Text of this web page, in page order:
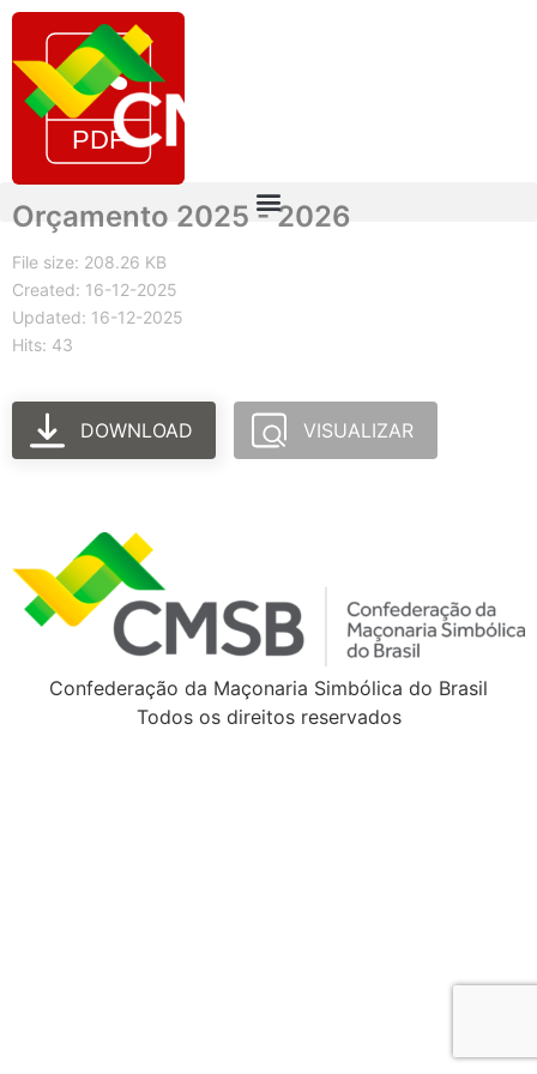
Orçamento 2025 - 2026
File size: 208.26 KB
Created: 16-12-2025
Updated: 16-12-2025
Hits: 43
DOWNLOAD VISUALIZAR
Confederação da Maçonaria Simbólica do Brasil
Todos os direitos reservados